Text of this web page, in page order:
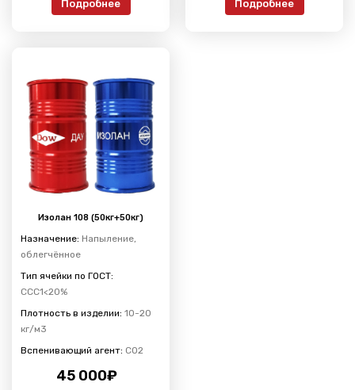
Подробнее Подробнее
Изолан 108 (50кг+50кг)
Назначение: Напыление,
облегчённое
Тип ячейки по ГОСТ:
ССС1<20%
Плотность в изделии: 10-20
кг/м3
Вспенивающий агент: CO2
45 000₽